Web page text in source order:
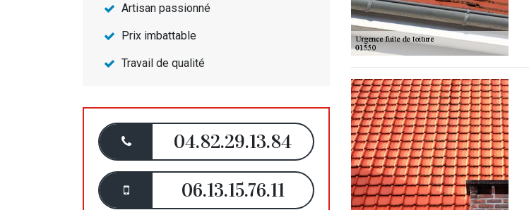
Artisan passionné
Prix imbattable
Travail de qualité
04.82.29.13.84
06.13.15.76.11